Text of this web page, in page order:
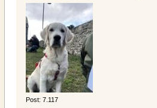
Post: 7.117